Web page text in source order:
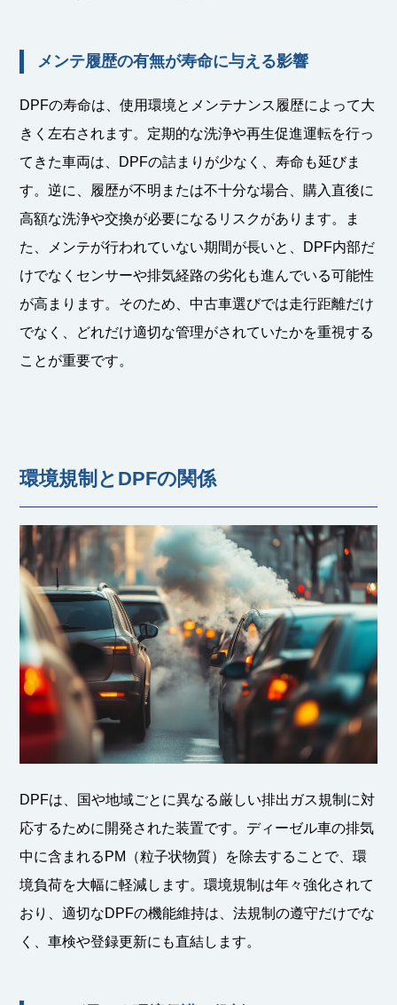
メンテ履歴の有無が寿命に与える影響
DPFの寿命は、使用環境とメンテナンス履歴によって大
きく左右されます。定期的な洗浄や再生促進運転を行っ
てきた車両は、DPFの詰まりが少なく、寿命も延びま
す。逆に、履歴が不明または不十分な場合、購入直後に
高額な洗浄や交換が必要になるリスクがあります。ま
た、メンテが行われていない期間が長いと、DPF内部だ
けでなくセンサーや排気経路の劣化も進んでいる可能性
が高まります。そのため、中古車選びでは走行距離だけ
でなく、どれだけ適切な管理がされていたかを重視する
ことが重要です。
環境規制とDPFの関係
DPFは、国や地域ごとに異なる厳しい排出ガス規制に対
応するために開発された装置です。ディーゼル車の排気
中に含まれるPM（粒子状物質）を除去することで、環
境負荷を大幅に軽減します。環境規制は年々強化されて
おり、適切なDPFの機能維持は、法規制の遵守だけでな
く、車検や登録更新にも直結します。